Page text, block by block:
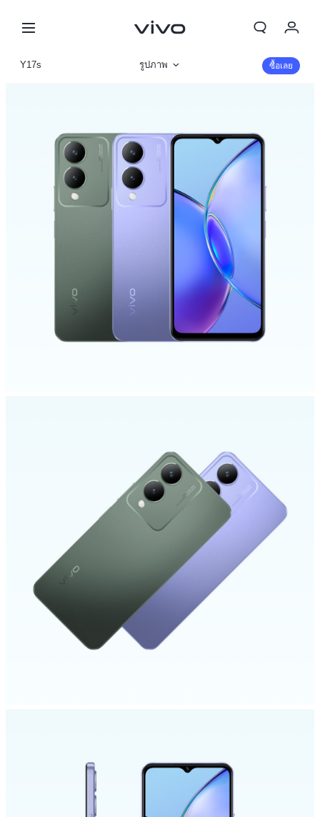
My Order
บัญชีของฉัน
Y17s รูปภาพ
รายละเอียดจำเพาะ
ซื้อเลย